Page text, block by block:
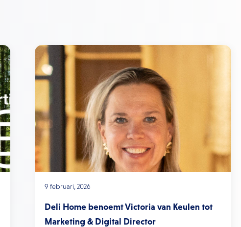
9 februari, 2026
Deli Home benoemt Victoria van Keulen tot
Marketing & Digital Director